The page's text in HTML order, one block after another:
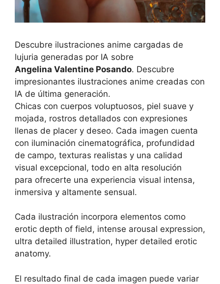
Descubre ilustraciones anime cargadas de
lujuria generadas por IA sobre
Angelina Valentine Posando. Descubre
impresionantes ilustraciones anime creadas con
IA de última generación.
Chicas con cuerpos voluptuosos, piel suave y
mojada, rostros detallados con expresiones
llenas de placer y deseo. Cada imagen cuenta
con iluminación cinematográfica, profundidad
de campo, texturas realistas y una calidad
visual excepcional, todo en alta resolución
para ofrecerte una experiencia visual intensa,
inmersiva y altamente sensual.
Cada ilustración incorpora elementos como
erotic depth of field, intense arousal expression,
ultra detailed illustration, hyper detailed erotic
anatomy.
El resultado final de cada imagen puede variar